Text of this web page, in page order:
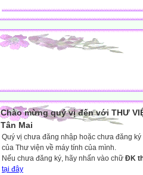
Chào mừng quý vị đến với THƯ
Tân Mai
Quý vị chưa đăng nhập hoặc chưa đăng
của Thư viện về máy tính của mình.
Nếu chưa đăng ký, hãy nhấn vào chữ ĐK
tại đây